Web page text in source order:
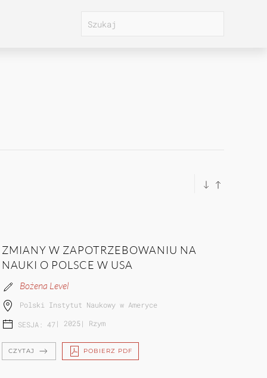
ZMIANY W ZAPOTRZEBOWANIU NA
NAUKI O POLSCE W USA
Bożena Level
Polski Instytut Naukowy w Ameryce
SESJA: 47 | 2025| Rzym
CZYTAJ POBIERZ PDF